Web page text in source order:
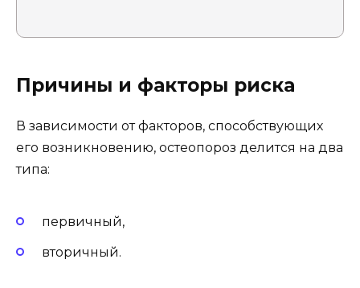
Причины и факторы риска
В зависимости от факторов, способствующих
его возникновению, остеопороз делится на два
типа:
первичный,
вторичный.